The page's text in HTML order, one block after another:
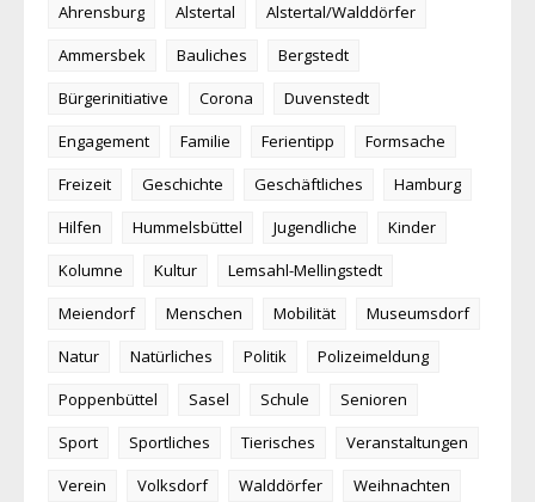
Ahrensburg Alstertal
Alstertal/Walddörfer
Ammersbek
Bauliches
Bergstedt
Bürgerinitiative
Corona
Duvenstedt
Engagement
Familie Ferientipp
Formsache
Freizeit
Geschichte Geschäftliches
Hamburg
Hilfen
Hummelsbüttel Jugendliche
Kinder
Kolumne
Kultur
Lemsahl-Mellingstedt
Meiendorf
Menschen Mobilität
Museumsdorf
Natur
Natürliches Politik
Polizeimeldung
Poppenbüttel
Sasel Schule
Senioren
Sport
Sportliches Tierisches
Veranstaltungen
Verein
Volksdorf Walddörfer
Weihnachten